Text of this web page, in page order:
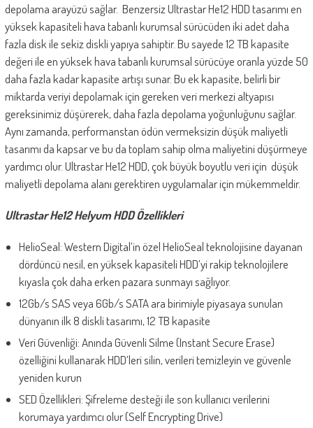
depolama arayüzü sağlar. Benzersiz Ultrastar He12 HDD tasarımı en
yüksek kapasiteli hava tabanlı kurumsal sürücüden iki adet daha
fazla disk ile sekiz diskli yapıya sahiptir. Bu sayede 12 TB kapasite
değeri ile en yüksek hava tabanlı kurumsal sürücüye oranla yüzde 50
daha fazla kadar kapasite artışı sunar. Bu ek kapasite, belirli bir
miktarda veriyi depolamak için gereken veri merkezi altyapısı
gereksinimiz düşürerek, daha fazla depolama yoğunluğunu sağlar.
Aynı zamanda, performanstan ödün vermeksizin düşük maliyetli
tasarımı da kapsar ve bu da toplam sahip olma maliyetini düşürmeye
yardımcı olur. Ultrastar He12 HDD, çok büyük boyutlu veri için düşük
maliyetli depolama alanı gerektiren uygulamalar için mükemmeldir.
Ultrastar He12 Helyum HDD Özellikleri
HelioSeal: Western Digital’in özel HelioSeal teknolojisine dayanan
dördüncü nesil, en yüksek kapasiteli HDD’yi rakip teknolojilere
kıyasla çok daha erken pazara sunmayı sağlıyor.
12Gb/s SAS veya 6Gb/s SATA ara birimiyle piyasaya sunulan
dünyanın ilk 8 diskli tasarımı, 12 TB kapasite
Veri Güvenliği: Anında Güvenli Silme (Instant Secure Erase)
özelliğini kullanarak HDD’leri silin, verileri temizleyin ve güvenle
yeniden kurun
SED Özellikleri: Şifreleme desteği ile son kullanıcı verilerini
korumaya yardımcı olur (Self Encrypting Drive)